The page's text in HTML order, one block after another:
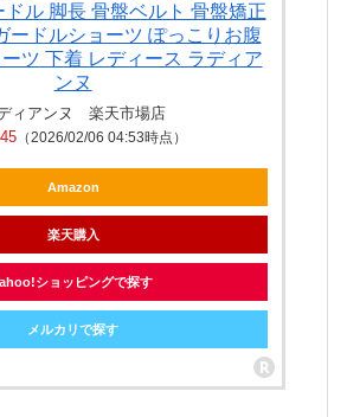
ドル 脚長 骨盤ベルト 骨盤矯正
ードルショーツ ぽっこりお腹
ツ 下着 レディース ラディア
ンヌ
ィアンヌ 楽天市場店
（2026/02/06 04:53時点）
Amazon
楽天購入
ショッピングで探す
メルカリで探す